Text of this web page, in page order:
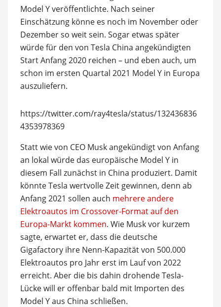
Model Y veröffentlichte. Nach seiner
Einschätzung könne es noch im November oder
Dezember so weit sein. Sogar etwas später
würde für den von Tesla China angekündigten
Start Anfang 2020 reichen – und eben auch, um
schon im ersten Quartal 2021 Model Y in Europa
auszuliefern.
https://twitter.com/ray4tesla/status/132436836
4353978369
Statt wie von CEO Musk angekündigt von Anfang
an lokal würde das europäische Model Y in
diesem Fall zunächst in China produziert. Damit
könnte Tesla wertvolle Zeit gewinnen, denn ab
Anfang 2021 sollen auch mehrere andere
Elektroautos im Crossover-Format auf den
Europa-Markt kommen. Wie Musk vor kurzem
sagte, erwartet er, dass die deutsche
Gigafactory ihre Nenn-Kapazität von 500.000
Elektroautos pro Jahr erst im Lauf von 2022
erreicht. Aber die bis dahin drohende Tesla-
Lücke will er offenbar bald mit Importen des
Model Y aus China schließen.